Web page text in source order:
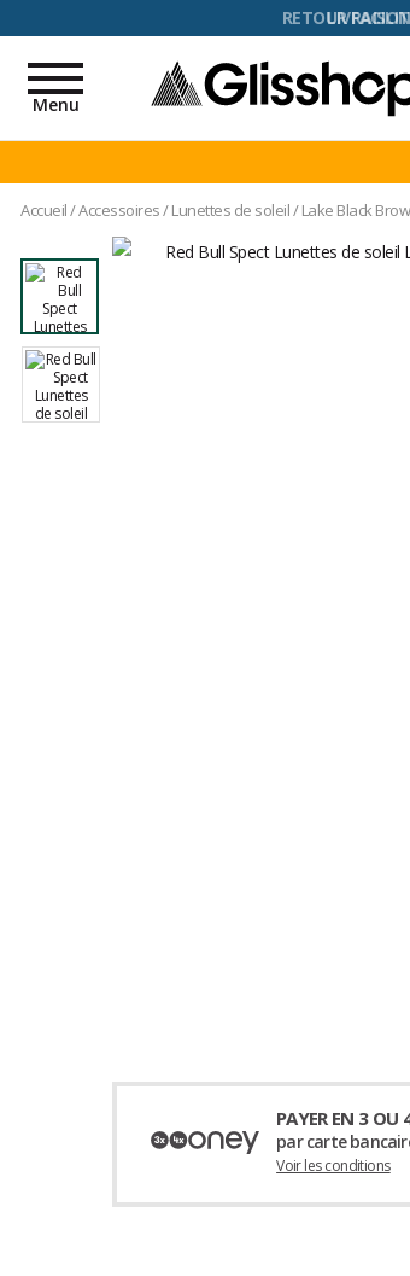
RETOUR
Toggle
navigation
Menu
Accueil/Accessoires/Lunettes de soleil/Lake Black
PAYER EN 3 OU
par carte
Voir les conditions